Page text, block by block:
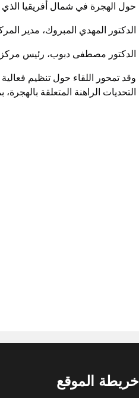
حول الهجرة في شمال أفريقيا الذي عقد يوم الأحد
الدكتور المهدي المبروك، مدير
الدكتور مصطفى دبوب، رئيس مركز
وقد تمحور اللقاء حول تنظيم
التحديات الراهنة المتعلقة
خريطة الموقع